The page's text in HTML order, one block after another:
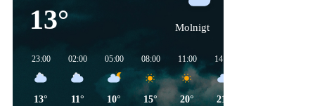
13° Molnigt
23:00
13°
02:00
11°
05:00
10°
08:00
15°
11:00
20°
14:00
21°